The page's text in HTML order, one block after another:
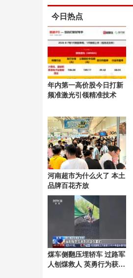
今日热点
年内第一高价股今日打新
频准激光引领精准技术
河南超市为什么火了 本土
品牌百花齐放
煤车侧翻压埋轿车 过路军
人刨煤救人 英勇行为获赞